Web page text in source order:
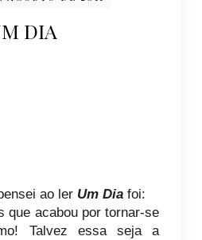
DIA
ao ler Um Dia foi:
que acabou por tornar-se
Talvez essa seja a